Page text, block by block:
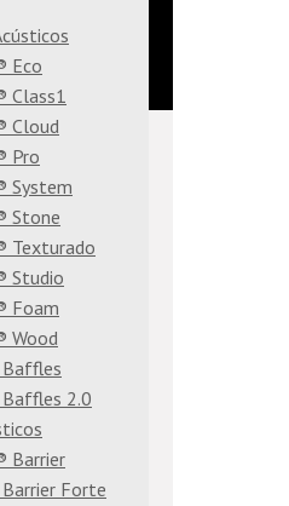
Eco
Class1
Cloud
Pro
System
Stone
Texturado
Studio
Foam
Wood
2.0
Barrier
Forte